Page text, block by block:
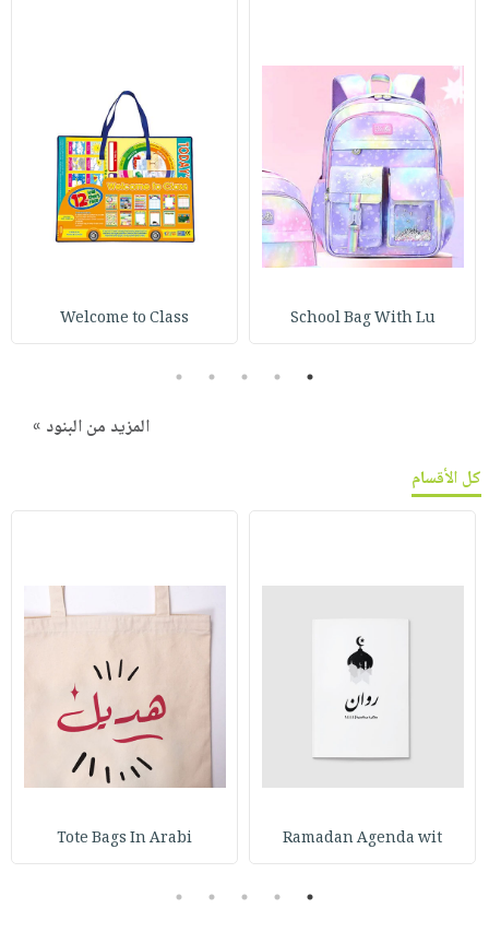
School Bag With Lu
Welcome to Class
1
2
3
4
5
المزيد من البنود »
كل الأقسام
Ramadan Agenda wit
Tote Bags In Arabi
1
2
3
4
5